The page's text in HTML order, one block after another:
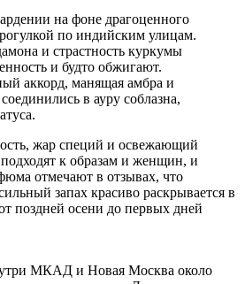
на фоне драгоценного
по индийским улицам.
и страстность куркумы
и будто обжигают.
аккорд, манящая амбра и
в ауру соблазна,
жар специй и освежающий
к образам и женщин, и
отмечают в отзывах, что
запах красиво раскрывается в
поздней осени до первых дней
МКАД и Новая Москва около